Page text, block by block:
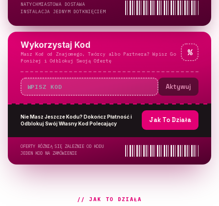
NATYCHMIASTOWA DOSTAWA
INSTALACJA JEDNYM DOTKNIĘCIEM
Wykorzystaj Kod
Masz Kod od Znajomego, Twórcy albo Partnera? Wpisz Go
Poniżej i Odblokuj Swoją Ofertę
%
Aktywuj
Nie Masz Jeszcze Kodu? Dokończ Płatność i
Odblokuj Swój Własny Kod Polecający
Jak To Działa
OFERTY RÓŻNIĄ SIĘ ZALEŻNIE OD KODU
JEDEN KOD NA ZAMÓWIENIE
// JAK TO DZIAŁA